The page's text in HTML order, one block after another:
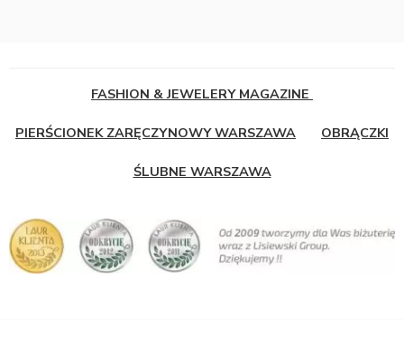
FASHION & JEWELERY MAGAZINE
PIERŚCIONEK ZARĘCZYNOWY WARSZAWA OBRĄCZKI
ŚLUBNE WARSZAWA